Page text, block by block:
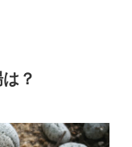
？